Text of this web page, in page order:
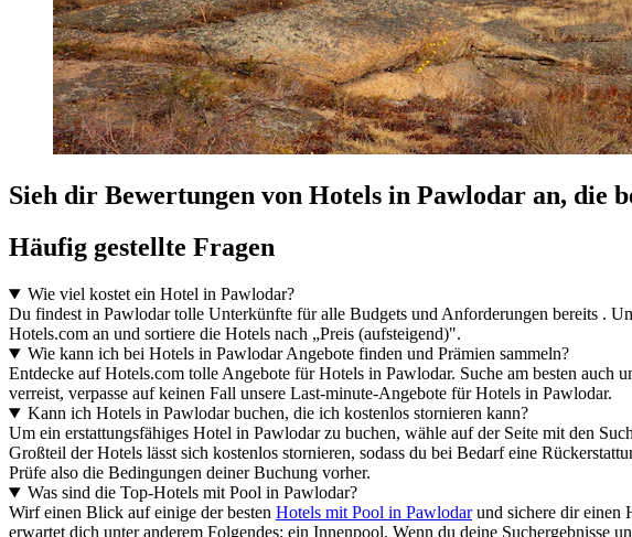
Sieh dir Bewertungen von Hotels in Pawlodar an, die
Häufig gestellte Fragen
Wie viel kostet ein Hotel in Pawlodar?
Du findest in Pawlodar tolle Unterkünfte für alle Budgets und Anforderungen bereits .
Hotels.com an und sortiere die Hotels nach „Preis (aufsteigend)".
Wie kann ich bei Hotels in Pawlodar Angebote finden und Prämien sammeln?
Entdecke auf Hotels.com tolle Angebote für Hotels in Pawlodar. Suche am besten auch
verreist, verpasse auf keinen Fall unsere Last-minute-Angebote für Hotels in Pawlodar.
Kann ich Hotels in Pawlodar buchen, die ich kostenlos stornieren kann?
Um ein erstattungsfähiges Hotel in Pawlodar zu buchen, wähle auf der Seite mit den
Großteil der Hotels lässt sich kostenlos stornieren, sodass du bei Bedarf eine
Prüfe also die Bedingungen deiner Buchung vorher.
Was sind die Top-Hotels mit Pool in Pawlodar?
Wirf einen Blick auf einige der besten Hotels mit Pool in Pawlodarund sichere dir einen
erwartet dich unter anderem Folgendes: ein Innenpool. Wenn du deine